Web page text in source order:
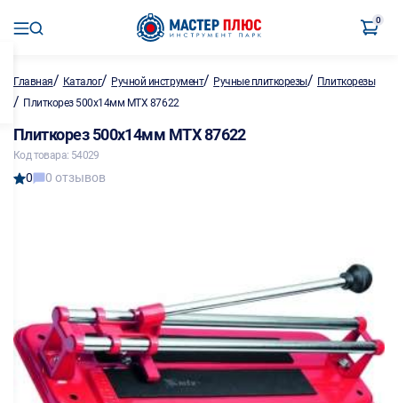
0
Главная/ Каталог/ Ручной инструмент/ Ручные плиткорезы/ Плиткорезы
/ Плиткорез 500х14мм MTX 87622
Плиткорез 500х14мм MTX 87622
Код товара: 54029
0 0 отзывов